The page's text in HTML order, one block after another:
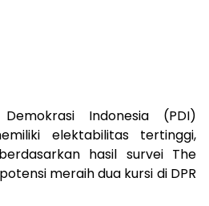
Indonesia (PDI)
elektabilitas tertinggi,
hasil survei The
meraih dua kursi di DPR